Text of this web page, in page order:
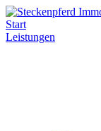
Start
Leistungen